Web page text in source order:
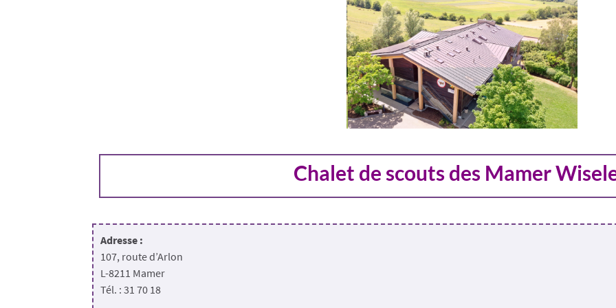
Chalet de scouts des Mamer
Adresse :
107, route d’Arlon
L-8211 Mamer
Tél. : 31 70 18